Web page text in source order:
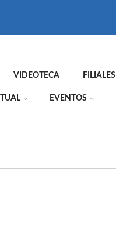
VIDEOTECA FILIALES
EVENTOS